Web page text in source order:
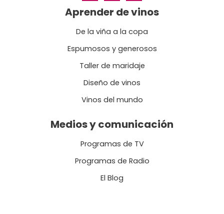
Aprender de vinos
De la viña a la copa
Espumosos y generosos
Taller de maridaje
Diseño de vinos
Vinos del mundo
Medios y comunicación
Programas de TV
Programas de Radio
El Blog